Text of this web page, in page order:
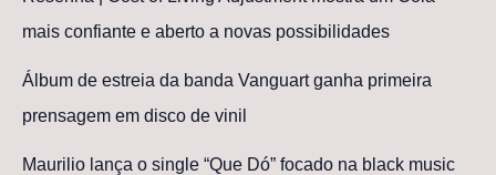
mais confiante e aberto a novas possibilidades
Álbum de estreia da banda Vanguart ganha primeira
prensagem em disco de vinil
Maurilio lança o single “Que Dó” focado na black music